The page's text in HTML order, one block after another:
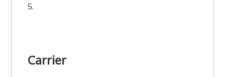
5.
Carrier